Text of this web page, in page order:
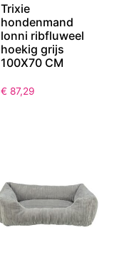
Trixie
hondenmand
lonni ribfluweel
hoekig grijs
100X70 CM
€ 87,29